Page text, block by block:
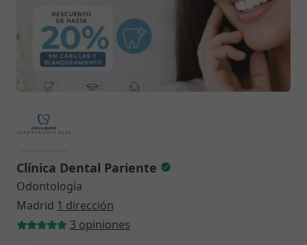
Clínica Dental Pariente
Odontología
Madrid 1 dirección
3 opiniones